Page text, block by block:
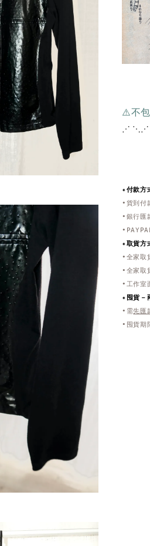
⚠️不
⋰
✦付款方
•貨到付
•銀行匯
✦取貨方
•全家取
•全家取
•工作室
✦ 囤貨－
•需先匯
•囤貨期